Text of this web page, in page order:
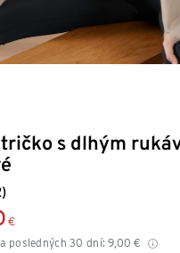
s dlhým
€
posledných 30 dní: 9,00 €